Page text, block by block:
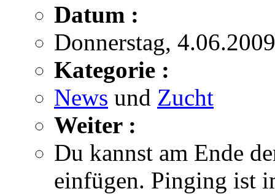
Datum :
Donnerstag,
Kategorie :
News und Zucht
Weiter :
Du kannst am Ende
einfügen. Pinging ist